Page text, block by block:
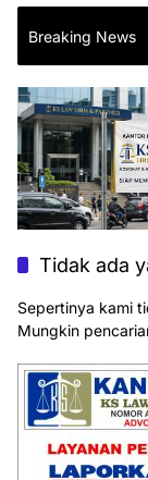
Breaking News
Tidak ada
Sepertinya kami
Mungkin